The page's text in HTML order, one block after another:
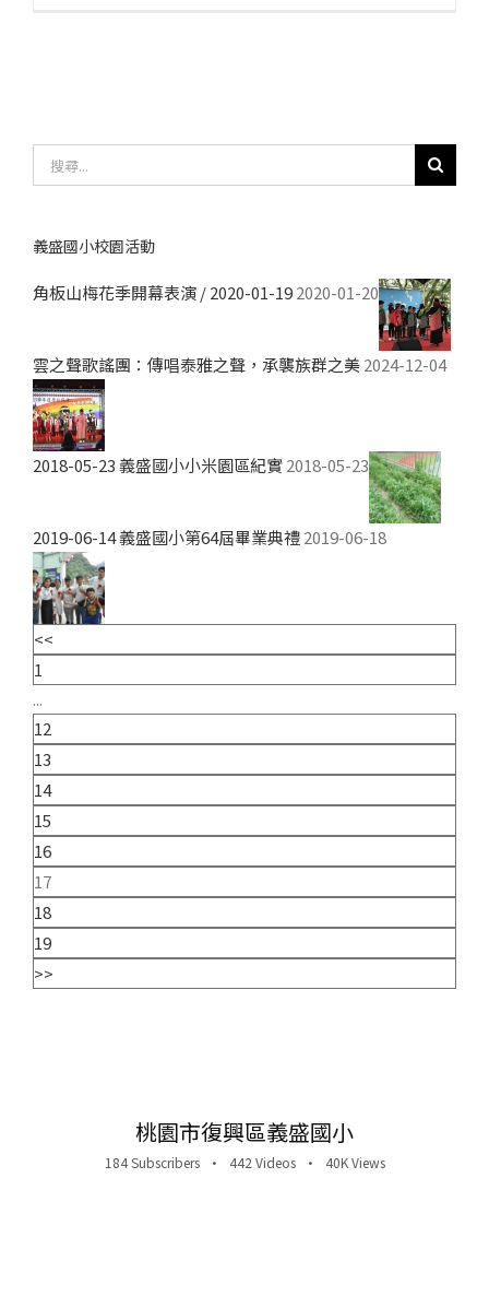
尋
果：
義盛國小校園活動
角板山梅花季開幕表演 / 2020-01-192020-01-20
雲之聲歌謠團：傳唱泰雅之聲，承襲族群之美2024-12-04
2018-05-23 義盛國小小米園區紀實2018-05-23
2019-06-14 義盛國小第64屆畢業典禮2019-06-18
<<
1
...
12
13
14
15
16
17
18
19
>>
桃園市復興區義盛國小
184 Subscribers • 442 Videos • 40K Views